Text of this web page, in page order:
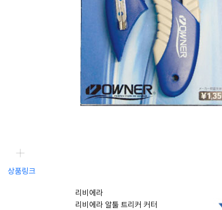
상품링크
리비에라
리비에라 알툴 트리커 커터